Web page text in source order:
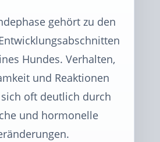
gehört zu den
Hundes. Verhalten,
und Reaktionen
oft deutlich durch
und hormonelle